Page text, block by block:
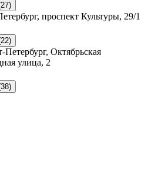
проспект Культуры, 29/1
Петербург, Октябрьская
улица, 2